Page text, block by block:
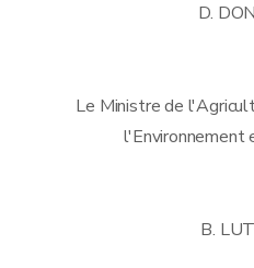
D.
Le Ministre de
l'Environnement
B.